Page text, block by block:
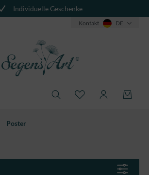
Individuelle Geschenke
Kontakt DE
Poster